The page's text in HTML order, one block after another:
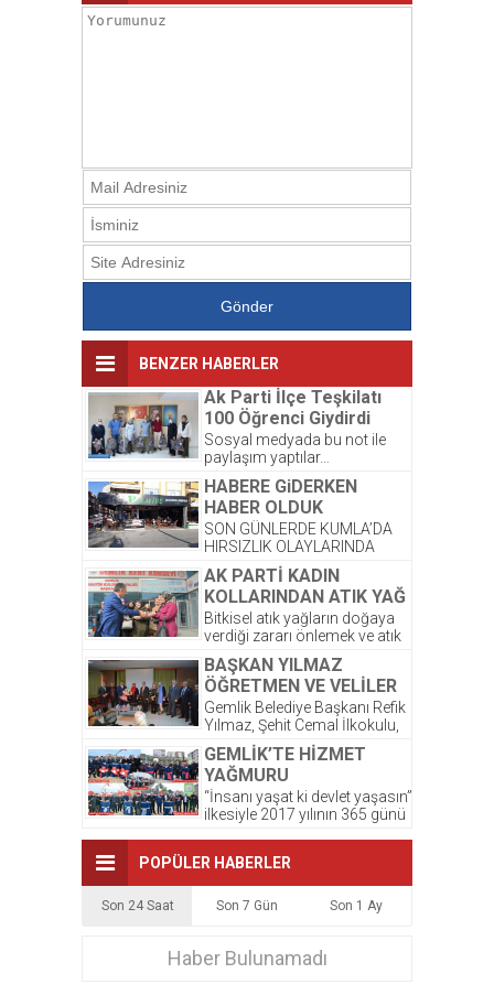
BENZER HABERLER
Ak Parti İlçe Teşkilatı
100 Öğrenci Giydirdi
Sosyal medyada bu not ile
paylaşım yaptılar…
çok yakıştı. ☺️ Bayram
sonrası,...
HABERE GiDERKEN
HABER OLDUK
SON GÜNLERDE KUMLA’DA
HIRSIZLIK OLAYLARINDA
ARTIŞ OLDUĞU GÖZLENDİ.
ŞİRKETİMİZ PALMİYE
DONDURMALARI’ NA AIT
OLAN DEPODA ONCEKI
AKŞAM...
AK PARTİ KADIN
KOLLARINDAN ATIK YAĞ
PROJESİNE DESTEK
Bitkisel atık yağların doğaya
verdiği zararı önlemek ve atık
kaynaklanacak kirlilikten
korunması amacıyla...
BAŞKAN YILMAZ
ÖĞRETMEN VE VELİLER
İLE BİR ARAYA GELDİ
Gemlik Belediye Başkanı Refik
Yılmaz, Şehit Cemal İlkokulu,
Okul Aile Birliğinin düzenlemiş
olduğu kahvaltı programına...
GEMLİK’TE HİZMET
YAĞMURU
“İnsanı yaşat ki devlet yaşasın”
ilkesiyle 2017 yılının 365 günü
POPÜLER HABERLER
Son 24 Saat Son 7 Gün Son 1 Ay
Haber Bulunamadı